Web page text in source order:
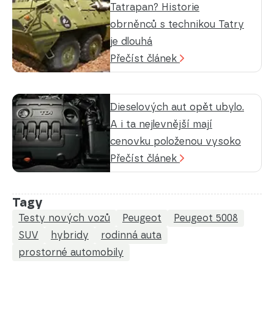
Tatrapan? Historie
obrněnců s technikou Tatry
je dlouhá
Přečíst článek
Dieselových aut opět ubylo.
A i ta nejlevnější mají
cenovku položenou vysoko
Přečíst článek
Tagy
Testy nových vozů Peugeot
Peugeot 5008
SUV
hybridy
rodinná auta
prostorné automobily